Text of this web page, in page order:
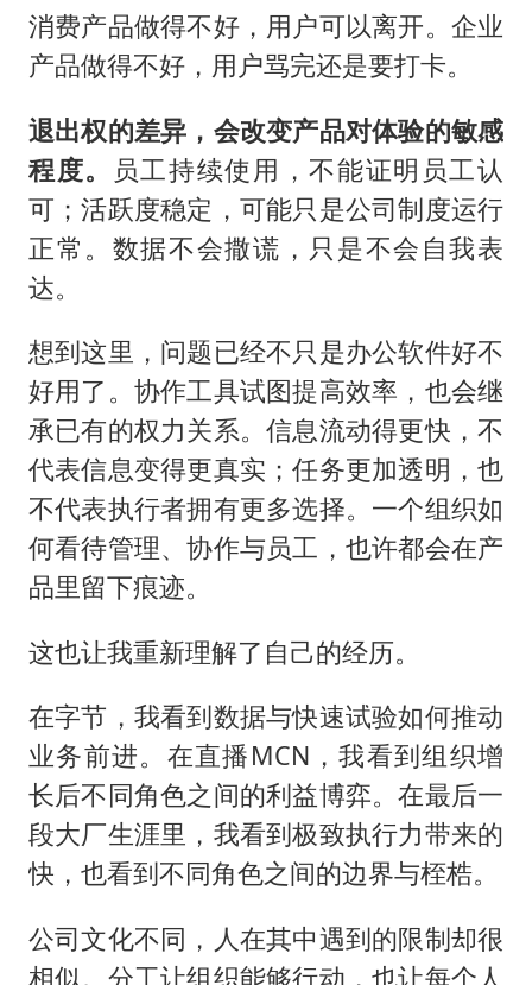
消费产品做得不好，用户可以离开。企业
产品做得不好，用户骂完还是要打卡。
退出权的差异，会改变产品对体验的敏感
程度。
员工持续使用，不能证明员工认
可；活跃度稳定，可能只是公司制度运行
正常。数据不会撒谎，只是不会自我表
达。
想到这里，问题已经不只是办公软件好不
好用了。协作工具试图提高效率，也会继
承已有的权力关系。信息流动得更快，不
代表信息变得更真实；任务更加透明，也
不代表执行者拥有更多选择。一个组织如
何看待管理、协作与员工，也许都会在产
品里留下痕迹。
这也让我重新理解了自己的经历。
在字节，我看到数据与快速试验如何推动
业务前进。在直播MCN，我看到组织增
长后不同角色之间的利益博弈。在最后一
段大厂生涯里，我看到极致执行力带来的
快，也看到不同角色之间的边界与桎梏。
公司文化不同，人在其中遇到的限制却很
相似。分工让组织能够行动，也让每个人